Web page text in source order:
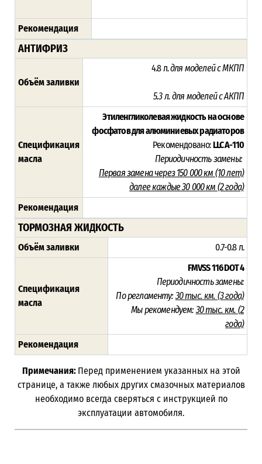
Рекомендация
АНТИФРИЗ
Объём заливки
4.8 л.для моделей с МКПП
5.3 л.для моделей с АКПП
Спецификация
масла
Этиленгликолевая жидкость на основе
фосфатов для алюминиевых радиаторов
Рекомендовано:LLC A-110
Периодичность замены:
Первая замена через 150 000 км (10 лет)
далее каждые 30 000 км (2 года)
Рекомендация
ТОРМОЗНАЯ ЖИДКОСТЬ
Объём заливки 0.7-0.8 л.
Спецификация
масла
FMVSS 116DOT 4
Периодичность замены:
По регламенту:30 тыс. км. (3 года)
Мы рекомендуем:30 тыс. км. (2
года)
Рекомендация
Примечания: Перед применением указанных на этой
странице, а также любых других смазочных материалов
необходимо всегда сверяться с инструкцией по
эксплуатации автомобиля.